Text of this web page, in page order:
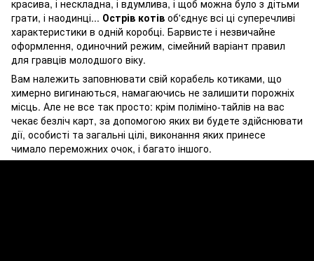
красива, і нескладна, і вдумлива, і щоб можна було з дітьми
грати, і наодинці... Острів котів об'єднує всі ці суперечливі
характеристики в одній коробці. Барвисте і незвичайне
оформлення, одиночний режим, сімейний варіант правил
для гравців молодшого віку.
Вам належить заповнювати свій корабель котиками, що
химерно вигинаються, намагаючись не залишити порожніх
місць. Але не все так просто: крім поліміно-тайлів на вас
чекає безліч карт, за допомогою яких ви будете здійснювати
дії, особисті та загальні цілі, виконання яких принесе
чимало переможних очок, і багато іншого.